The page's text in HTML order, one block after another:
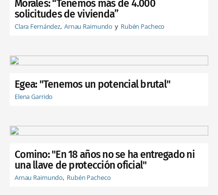
Morales: “Tenemos más de 4.000
solicitudes de vivienda”
Clara Fernández Arnau Raimundo Rubén Pacheco
Egea: "Tenemos un potencial brutal"
Elena Garrido
Comino: "En 18 años no se ha entregado ni
una llave de protección oficial"
Arnau Raimundo Rubén Pacheco